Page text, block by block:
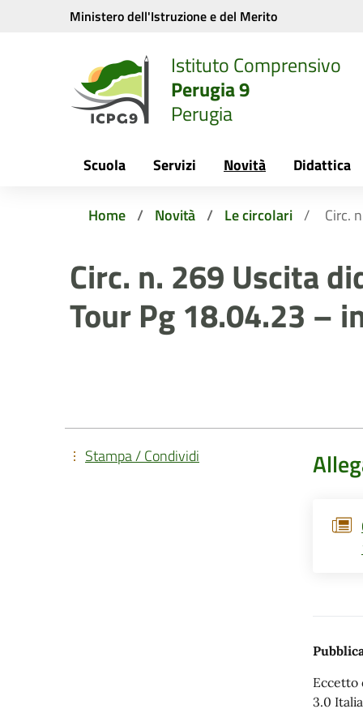
Vai ai contenuti
Vai al menu di navigazione
Ministero dell'Istruzione e del Merito
Istituto Comprensivo
Perugia 9
Perugia
Scuola Servizi Novità Didattica
Home Novità Le circolari Circ.
Circ. n. 269 Uscita
Tour Pg 18.04.23 –
Eccetto
3.0
Stampa / Condividi